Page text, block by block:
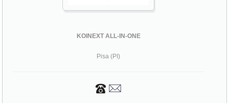
KOINEXT ALL-IN-ONE
Pisa (PI)